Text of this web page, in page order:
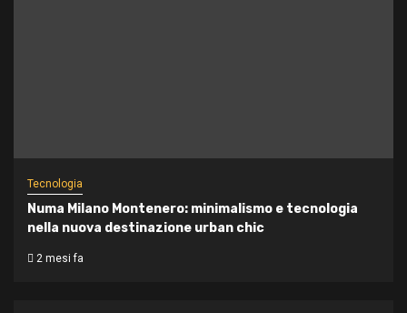
Tecnologia
Numa Milano Montenero: minimalismo e tecnologia
nella nuova destinazione urban chic
2 mesi fa